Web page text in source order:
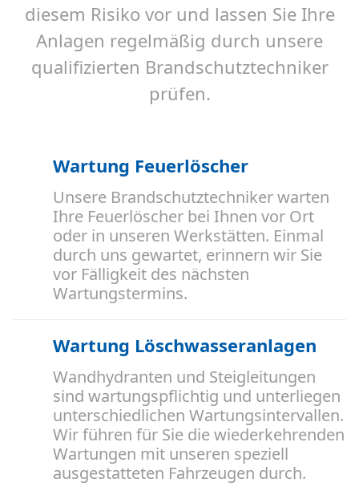
diesem Risiko vor und lassen Sie Ihre
Anlagen regelmäßig durch unsere
qualifizierten Brandschutztechniker
prüfen.
Wartung Feuerlöscher
Unsere Brandschutztechniker warten
Ihre Feuerlöscher bei Ihnen vor Ort
oder in unseren Werkstätten. Einmal
durch uns gewartet, erinnern wir Sie
vor Fälligkeit des nächsten
Wartungstermins.
Wartung Löschwasseranlagen
Wandhydranten und Steigleitungen
sind wartungspflichtig und unterliegen
unterschiedlichen Wartungsintervallen.
Wir führen für Sie die wiederkehrenden
Wartungen mit unseren speziell
ausgestatteten Fahrzeugen durch.